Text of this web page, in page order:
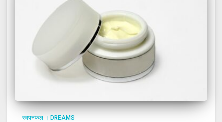
स्वपनफल । DREAMS